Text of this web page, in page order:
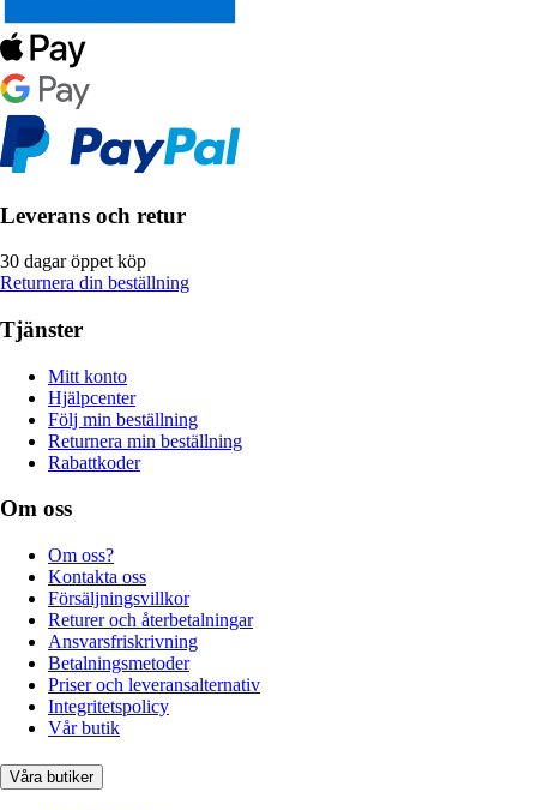
Leverans och retur
30 dagar öppet köp
Returnera din beställning
Tjänster
Mitt konto
Hjälpcenter
Följ min beställning
Returnera min beställning
Rabattkoder
Om oss
Om oss?
Kontakta oss
Försäljningsvillkor
Returer och återbetalningar
Ansvarsfriskrivning
Betalningsmetoder
Priser och leveransalternativ
Integritetspolicy
Vår butik
Våra butiker